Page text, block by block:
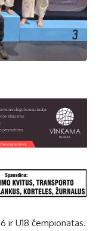
ir U18 čempionatas.